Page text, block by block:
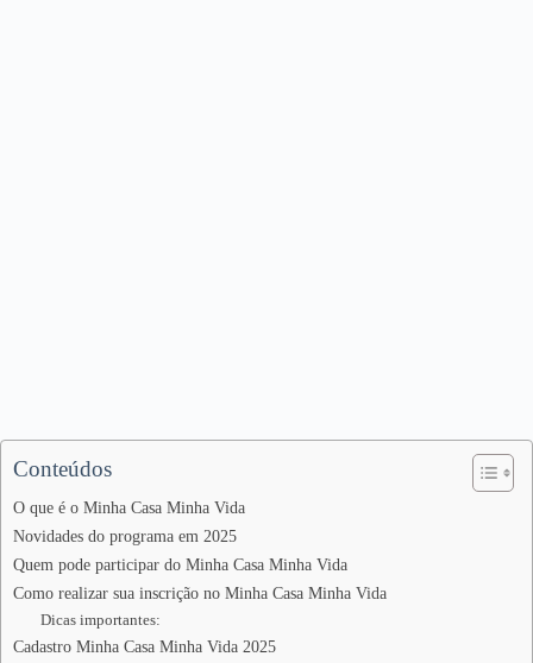
Conteúdos
O que é o Minha Casa Minha Vida
Novidades do programa em 2025
Quem pode participar do Minha Casa Minha Vida
Como realizar sua inscrição no Minha Casa Minha Vida
Dicas importantes:
Cadastro Minha Casa Minha Vida 2025